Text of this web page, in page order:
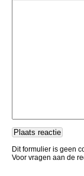
Dit formulier is geen
Voor vragen aan de